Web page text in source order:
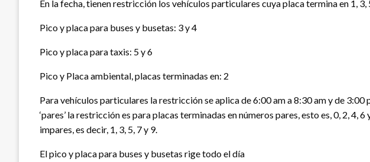
En la fecha, tienen restricción los vehículos particulares cuya placa termina en 1, 3,
Pico y placa para buses y busetas: 3 y 4
Pico y placa para taxis: 5 y 6
Pico y Placa ambiental, placas terminadas en: 2
Para vehículos particulares la restricción se aplica de 6:00 am a 8:30 am y de
‘pares’ la restricción es para placas terminadas en números pares, esto es, 0, 2,
impares, es decir, 1, 3, 5, 7 y 9.
El pico y placa para buses y busetas rige todo el día